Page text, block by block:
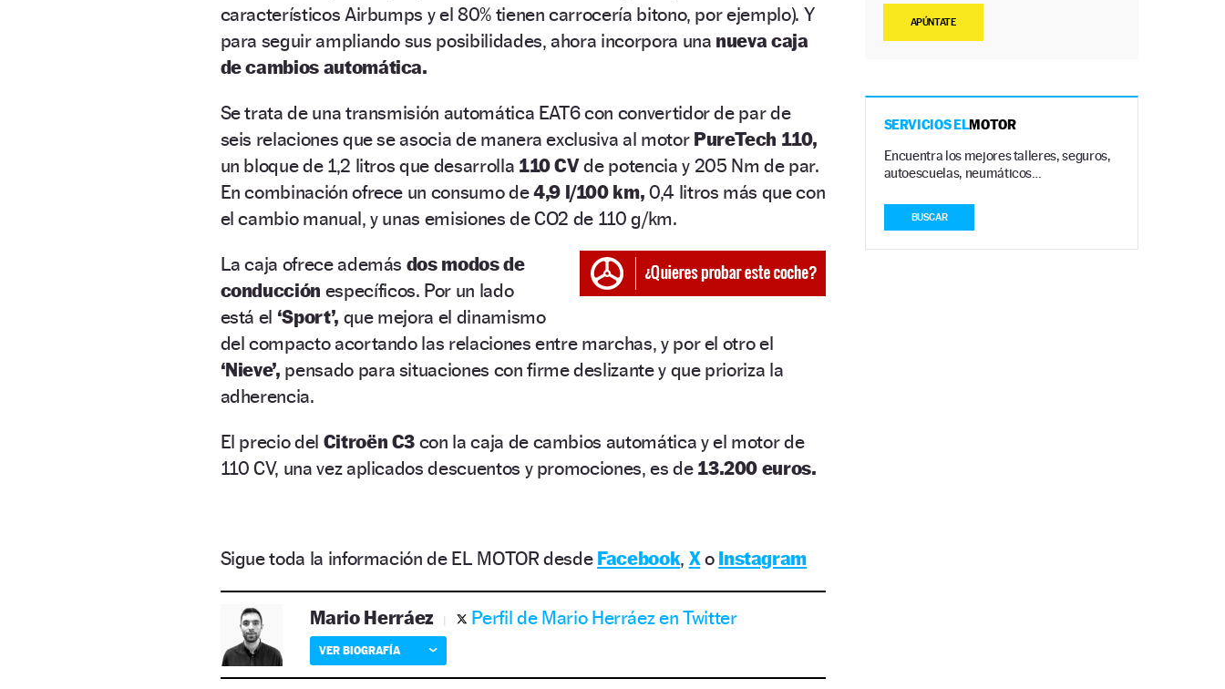
característicos Airbumps y el 80% tienen carrocería bitono, por ejemplo). Y
para seguir ampliando sus posibilidades, ahora incorpora una nueva caja
de cambios automática.
Se trata de una transmisión automática EAT6 con convertidor de par de
seis relaciones que se asocia de manera exclusiva al motor PureTech 110,
un bloque de 1,2 litros que desarrolla 110 CVde potencia y 205 Nm de par.
En combinación ofrece un consumo de4,9 l/100 km, 0,4 litros más que con
el cambio manual, y unas emisiones de CO2 de 110 g/km.
La caja ofrece además dos modos de
conducción específicos. Por un lado
está el ‘Sport’, que mejora el dinamismo
del compacto acortando las relaciones entre marchas, y por el otro el
‘Nieve’, pensado para situaciones con firme deslizante y que prioriza la
adherencia.
El precio del Citroën C3 con la caja de cambios automática y el motor de
110 CV, una vez aplicados descuentos y promociones, es de 13.200 euros.
Sigue toda la información de EL MOTOR desde Facebook, Xo Instagram
Mario Herráez Perfil de Mario Herráez en Twitter
VER BIOGRAFÍA
APÚNTATE
SERVICIOS ELMOTOR
Encuentra los mejores talleres, seguros,
autoescuelas, neumáticos…
BUSCAR